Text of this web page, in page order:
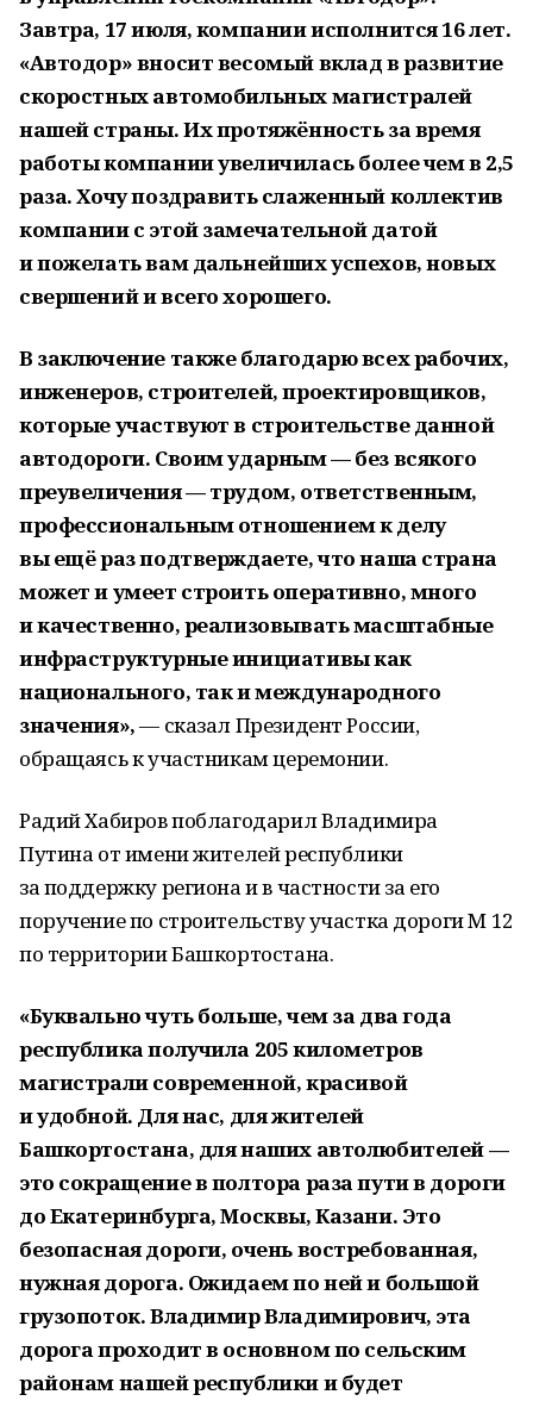
Завтра, 17 июля, компании исполнится 16 лет.
«Автодор» вносит весомый вклад в развитие
скоростных автомобильных магистралей
нашей страны. Их протяжённость за время
работы компании увеличилась более чем в 2,5
раза. Хочу поздравить слаженный коллектив
компании с этой замечательной датой
и пожелать вам дальнейших успехов, новых
свершений и всего хорошего.
В заключение также благодарю всех рабочих,
инженеров, строителей, проектировщиков,
которые участвуют в строительстве данной
автодороги. Своим ударным — без всякого
преувеличения — трудом, ответственным,
профессиональным отношением к делу
вы ещё раз подтверждаете, что наша страна
может и умеет строить оперативно, много
и качественно, реализовывать масштабные
инфраструктурные инициативы как
национального, так и международного
значения»,— сказал Президент России,
обращаясь к участникам церемонии.
Радий Хабиров поблагодарил Владимира
Путина от имени жителей республики
за поддержку региона и в частности за его
поручение по строительству участка дороги М 12
по территории Башкортостана.
«Буквально чуть больше, чем за два года
республика получила 205 километров
магистрали современной, красивой
и удобной. Для нас, для жителей
Башкортостана, для наших автолюбителей —
это сокращение в полтора раза пути в дороги
до Екатеринбурга, Москвы, Казани. Это
безопасная дороги, очень востребованная,
нужная дорога. Ожидаем по ней и большой
грузопоток. Владимир Владимирович, эта
дорога проходит в основном по сельским
районам нашей республики и будет